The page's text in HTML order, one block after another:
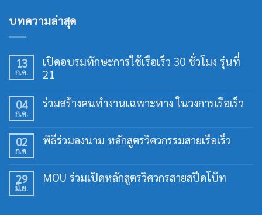
บทความล่าสุด
13
ก.ค.
เปิดอบรมทักษะการใช้เรือเร็ว 30 ชั่วโมง รุ่นที่
21
ความ
เห็น
ทักษะ
เร็ว
30
04
ก.ค.
ร่วมสร้างคนทำงานเฉพาะทาง ในวงการเรือเร็ว
เห็น
บน
ทำงาน
02
ก.ค.
พิธีร่วมลงนาม หลักสูตรวิศวกรรมสายเรือเร็ว
บน
29
มิ.ย.
MOU ร่วมเปิดหลักสูตรวิศวกรสายสปีดโบ๊ท